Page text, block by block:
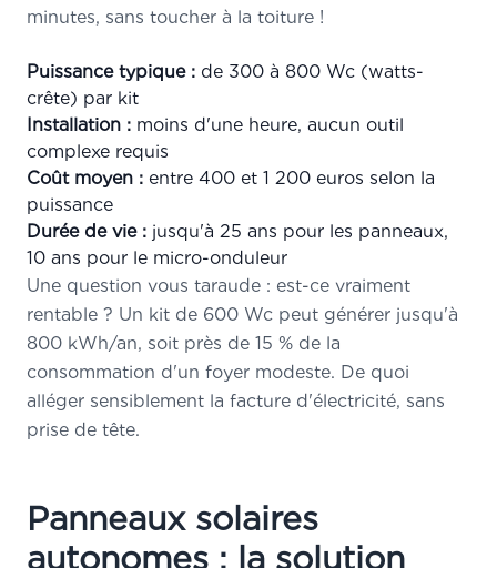
minutes, sans toucher à la toiture !
Puissance typique : de 300 à 800 Wc (watts-
crête) par kit
Installation : moins d'une heure, aucun outil
complexe requis
Coût moyen : entre 400 et 1 200 euros selon la
puissance
Durée de vie : jusqu'à 25 ans pour les panneaux,
10 ans pour le micro-onduleur
Une question vous taraude : est-ce vraiment
rentable ? Un kit de 600 Wc peut générer jusqu'à
800 kWh/an, soit près de 15 % de la
consommation d'un foyer modeste. De quoi
alléger sensiblement la facture d'électricité, sans
prise de tête.
Panneaux solaires
autonomes : la solution